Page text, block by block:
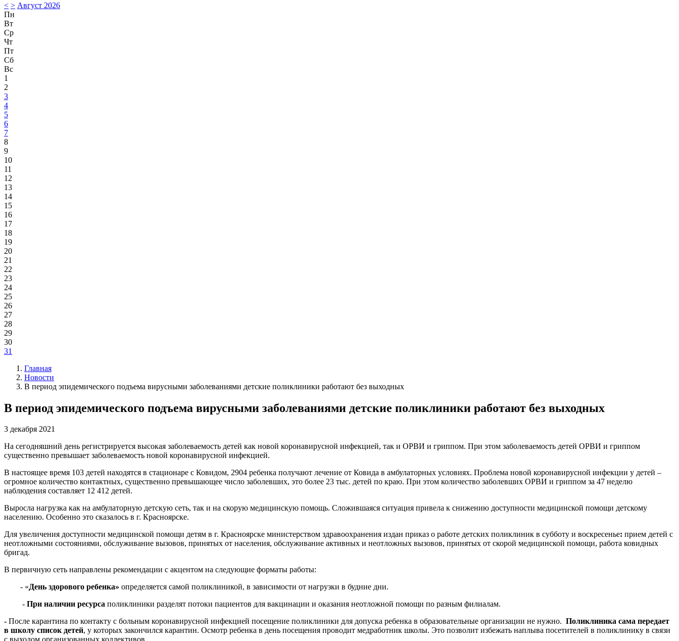
< > Август 2026
Пн
Вт
Ср
Чт
Пт
Сб
Вс
1
2
3
4
5
6
7
8
9
10
11
12
13
14
15
16
17
18
19
20
21
22
23
24
25
26
27
28
29
30
31
Главная
Новости
В период эпидемического подъема вирусными заболеваниями детские поликлиники работают без выходных
В период эпидемического подъема вирусными заболеваниями детские поликлиники работают без выходных
3 декабря 2021
На сегодняшний день регистрируется высокая заболеваемость детей как новой коронавирусной инфекцией, так и ОРВИ и гриппом. При этом заболеваемость детей ОРВИ и гриппом
существенно превышает заболеваемость новой коронавирусной инфекцией.
В настоящее время 103 детей находятся в стационаре с Ковидом, 2904 ребенка получают лечение от Ковида в амбулаторных условиях. Проблема новой коронавирусной инфекции у детей –
огромное количество контактных, существенно превышающее число заболевших, это более 23 тыс. детей по краю. При этом количество заболевших ОРВИ и гриппом за 47 неделю
наблюдения составляет 12 412 детей.
Выросла нагрузка как на амбулаторную детскую сеть, так и на скорую медицинскую помощь. Сложившаяся ситуация привела к снижению доступности медицинской помощи детскому
населению. Особенно это сказалось в г. Красноярске.
Для увеличения доступности медицинской помощи детям в г. Красноярске министерством здравоохранения издан приказ о работе детских поликлиник в субботу и воскресенье: прием детей с
неотложными состояниями, обслуживание вызовов, принятых от населения, обслуживание активных и неотложных вызовов, принятых от скорой медицинской помощи, работа ковидных
бригад.
В первичную сеть направлены рекомендации с акцентом на следующие форматы работы:
- «День здорового ребенка» определяется самой поликлиникой, в зависимости от нагрузки в будние дни.
- При наличии ресурса поликлиники разделят потоки пациентов для вакцинации и оказания неотложной помощи по разным филиалам.
- После карантина по контакту с больным коронавирусной инфекцией посещение поликлиники для допуска ребенка в образовательные организации не нужно. Поликлиника сама передает
в школу список детей, у которых закончился карантин. Осмотр ребенка в день посещения проводит медработник школы. Это позволит избежать наплыва посетителей в поликлинику в связи